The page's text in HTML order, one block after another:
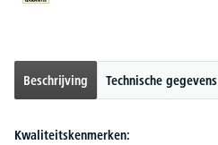
Beschrijving Technische gegevens
Kwaliteitskenmerken: